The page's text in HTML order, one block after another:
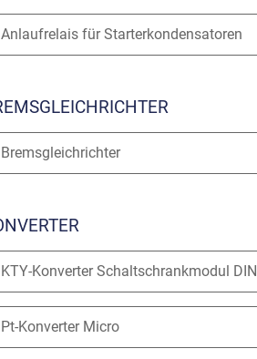
Anlaufrelais für Starterkondensatoren
Bremsgleichrichter
KTY-Konverter Schaltschrankmodul
Pt-Konverter Micro